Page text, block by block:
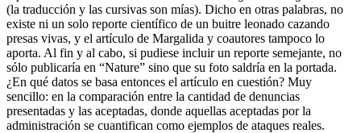
(la traducción y las cursivas son mías). Dicho en otras palabras, no
existe ni un solo reporte científico de un buitre leonado cazando
presas vivas, y el artículo de Margalida y coautores tampoco lo
aporta. Al fin y al cabo, si pudiese incluir un reporte semejante, no
sólo publicaría en “Nature” sino que su foto saldría en la portada.
¿En qué datos se basa entonces el artículo en cuestión? Muy
sencillo: en la comparación entre la cantidad de denuncias
presentadas y las aceptadas, donde aquellas aceptadas por la
administración se cuantifican como ejemplos de ataques reales.